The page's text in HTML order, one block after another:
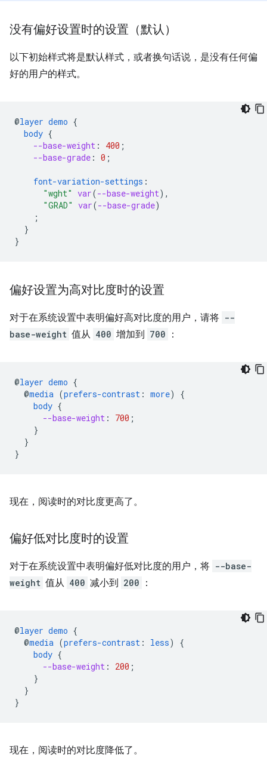
没有偏好设置时的设置（默认）
以下初始样式将是默认样式，或者换句话说，是没有任何偏
好的用户的样式。
@layer demo {
body {
--base-weight : 400 ;
--base-grade : 0 ;
font-variation-settings :
"wght" var(--base-weight),
"GRAD" var(--base-grade)
;
}
}
偏好设置为高对比度时的设置
对于在系统设置中表明偏好高对比度的用户，请将 --
base-weight 值从 400 增加到 700 ：
@layer demo {
@media (prefers-contrast : more)
{
body {
--base-weight : 700 ;
}
}
}
现在，阅读时的对比度更高了。
偏好低对比度时的设置
对于在系统设置中表明偏好低对比度的用户，将 --base-
weight 值从 400 减小到 200 ：
@layer demo {
@media (prefers-contrast : less)
{
body {
--base-weight : 200 ;
}
}
}
现在，阅读时的对比度降低了。